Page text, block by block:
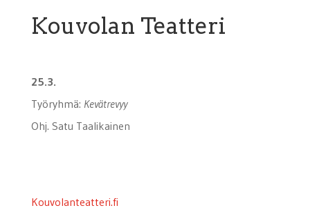
Kouvolan Teatteri
25.3.
Työryhmä: Kevätrevyy
Ohj. Satu Taalikainen
Kouvolanteatteri.fi